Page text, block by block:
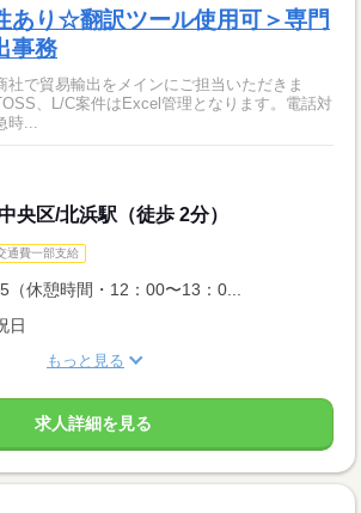
あり☆翻訳ツール使用可＞専門
事務
社で貿易輸出をメインにご担当いただきま
、L/C案件はExcel管理となります。電話対
...
央区/北浜駅（徒歩 2分）
通費一部支給
（休憩時間・12：00〜13：0...
日
もっと見る
求人詳細を見る